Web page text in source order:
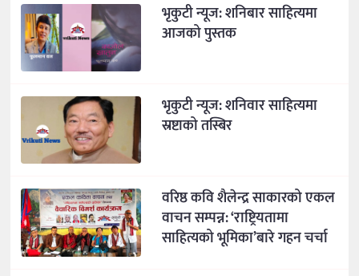
भृकुटी न्यूज: शनिबार साहित्यमा
आजको पुस्तक
भृकुटी न्यूज: शनिवार साहित्यमा
स्रष्टाको तस्बिर
वरिष्ठ कवि शैलेन्द्र साकारको एकल
वाचन सम्पन्न: ‘राष्ट्रियतामा
साहित्यको भूमिका’बारे गहन चर्चा